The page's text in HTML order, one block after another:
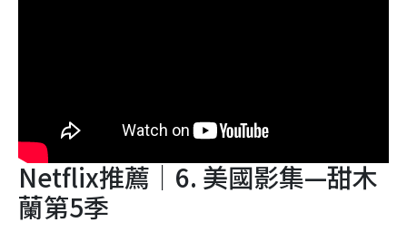
Netflix推薦｜6. 美國影集—甜木
蘭第5季